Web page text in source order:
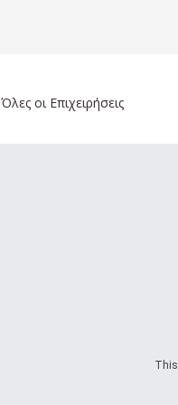
Όλες οι Επιχειρήσεις